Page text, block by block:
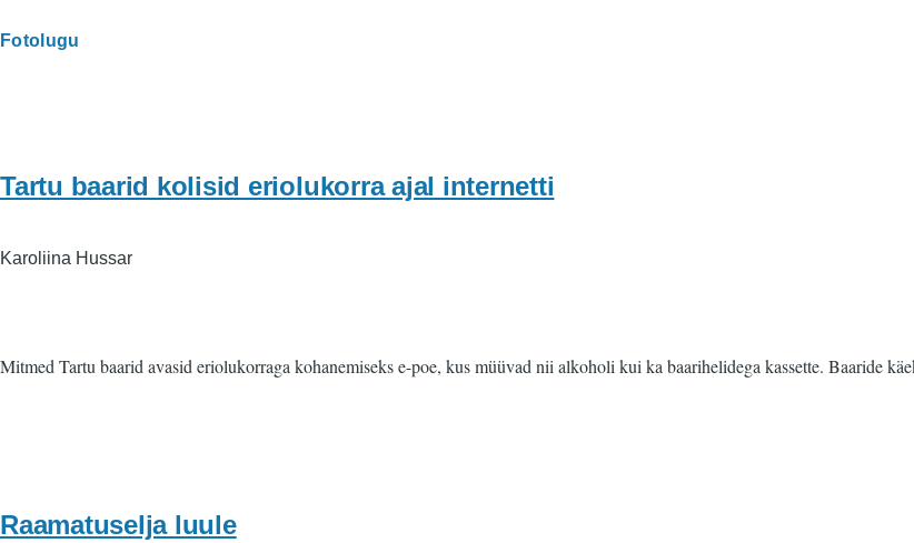
Fotolugu
Tartu baarid kolisid eriolukorra ajal internetti
Karoliina Hussar
Mitmed Tartu baarid avasid eriolukorraga kohanemiseks e-poe, kus müüvad nii alkoholi kui ka baarihelidega kassette. Baaride
Raamatuselja luule